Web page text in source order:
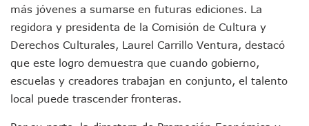
Vecinos De La Playita Reciben A Juan Carlos Castro
Asesinan En Oaxaca Al Periodista Francisco Alejandro
Detienen A Cuatro Hombres Armados En Bucerías;
Yussara Canales Pide Transparencia Sobre Nuevo
Adultos Mayores De Ixtapa Tendrán Una “Casa De Día”
Mujeres Recorren Calles De Ixtapa Para Identificar
Bruno Blancas Convoca A Mesa De Análisis Para La
más jóvenes a sumarse en futuras ediciones. La
regidora y presidenta de la Comisión de Cultura y
Derechos Culturales, Laurel Carrillo Ventura, destacó
que este logro demuestra que cuando gobierno,
escuelas y creadores trabajan en conjunto, el talento
local puede trascender fronteras.